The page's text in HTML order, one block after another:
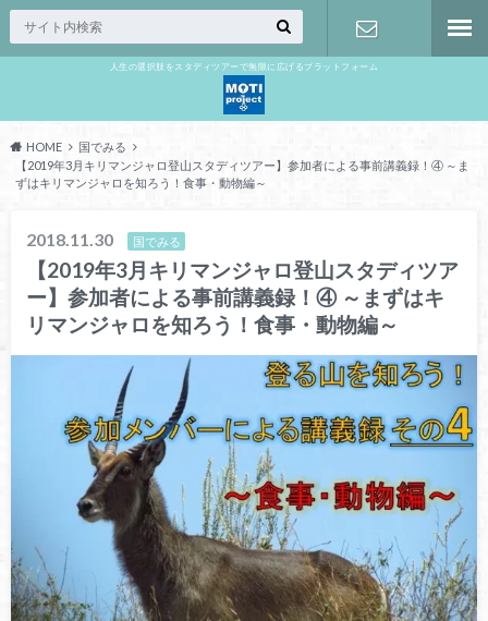
人生の選択肢をスタディツアーで無限に広げるプラットフォーム
HOME
国でみる
【2019年3月キリマンジャロ登山スタディツアー】参加者による事前講義録！④ ～ま
ずはキリマンジャロを知ろう！食事・動物編～
2018.11.30 国でみる
【2019年3月キリマンジャロ登山スタディツア
ー】参加者による事前講義録！④ ～まずはキ
リマンジャロを知ろう！食事・動物編～